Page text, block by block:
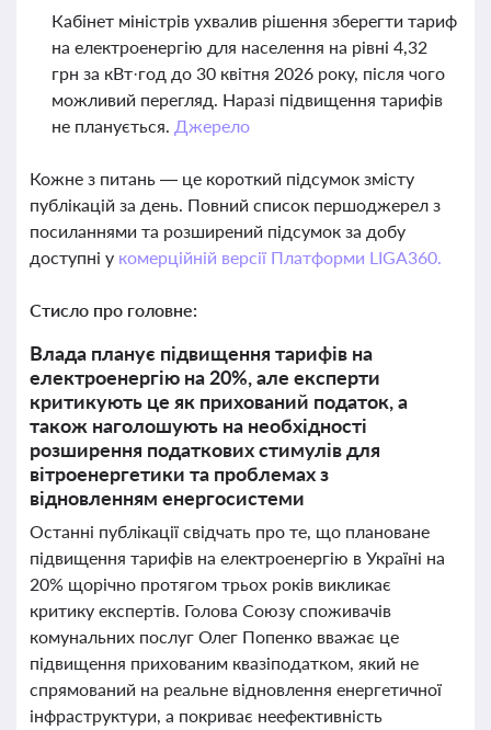
Кабінет міністрів ухвалив рішення зберегти тариф
на електроенергію для населення на рівні 4,32
грн за кВт·год до 30 квітня 2026 року, після чого
можливий перегляд. Наразі підвищення тарифів
не планується. Джерело
Кожне з питань — це короткий підсумок змісту
публікацій за день. Повний список першоджерел з
посиланнями та розширений підсумок за добу
доступні у комерційній версії Платформи LIGA360.
Стисло про головне:
Влада планує підвищення тарифів на
електроенергію на 20%, але експерти
критикують це як прихований податок, а
також наголошують на необхідності
розширення податкових стимулів для
вітроенергетики та проблемах з
відновленням енергосистеми
Останні публікації свідчать про те, що плановане
підвищення тарифів на електроенергію в Україні на
20% щорічно протягом трьох років викликає
критику експертів. Голова Союзу споживачів
комунальних послуг Олег Попенко вважає це
підвищення прихованим квазіподатком, який не
спрямований на реальне відновлення енергетичної
інфраструктури, а покриває неефективність